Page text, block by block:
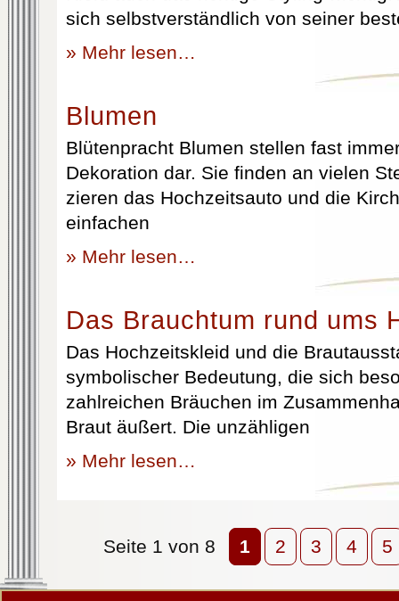
sich selbstverständlich von seiner
» Mehr lesen…
Blumen
Blütenpracht Blumen stellen fast
Dekoration dar. Sie finden an vielen
zieren das Hochzeitsauto und die
einfachen
» Mehr lesen…
Das Brauchtum rund ums
Das Hochzeitskleid und die
symbolischer Bedeutung, die sich
zahlreichen Bräuchen im
Braut äußert. Die unzähligen
» Mehr lesen…
Seite 1 von 8 1 2 3 4 5